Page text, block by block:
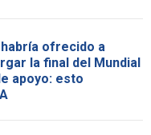
ofrecido a
la final del Mundial
apoyo: esto